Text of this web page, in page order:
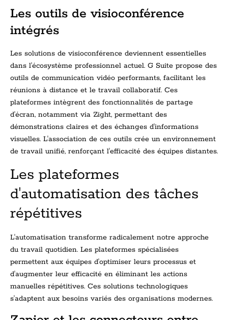
Les outils de visioconférence
intégrés
Les solutions de visioconférence deviennent essentielles
dans l'écosystème professionnel actuel. G Suite propose des
outils de communication vidéo performants, facilitant les
réunions à distance et le travail collaboratif. Ces
plateformes intègrent des fonctionnalités de partage
d'écran, notamment via Zight, permettant des
démonstrations claires et des échanges d'informations
visuelles. L'association de ces outils crée un environnement
de travail unifié, renforçant l'efficacité des équipes distantes.
Les plateformes
d'automatisation des tâches
répétitives
L'automatisation transforme radicalement notre approche
du travail quotidien. Les plateformes spécialisées
permettent aux équipes d'optimiser leurs processus et
d'augmenter leur efficacité en éliminant les actions
manuelles répétitives. Ces solutions technologiques
s'adaptent aux besoins variés des organisations modernes.